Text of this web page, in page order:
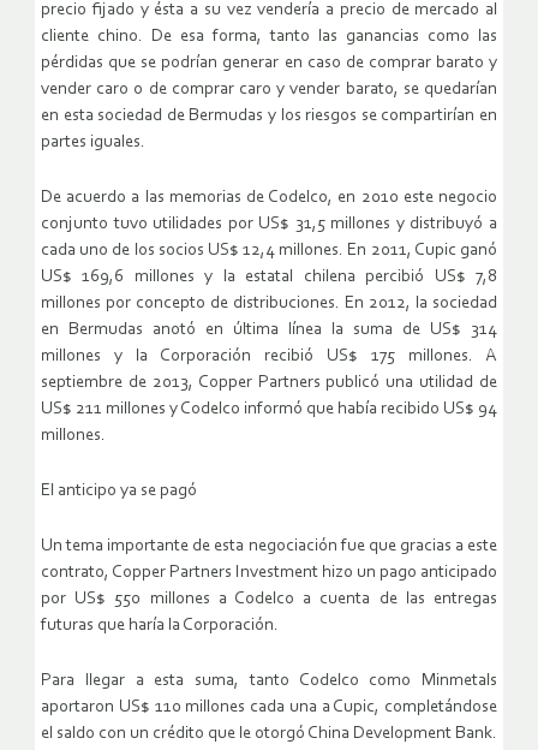
precio fijado y ésta a su vez vendería a precio de mercado al
cliente chino. De esa forma, tanto las ganancias como las
pérdidas que se podrían generar en caso de comprar barato y
vender caro o de comprar caro y vender barato, se quedarían
en esta sociedad de Bermudas y los riesgos se compartirían en
partes iguales.
De acuerdo a las memorias de Codelco, en 2010 este negocio
conjunto tuvo utilidades por US$ 31,5 millones y distribuyó a
cada uno de los socios US$ 12,4 millones. En 2011, Cupic ganó
US$ 169,6 millones y la estatal chilena percibió US$ 7,8
millones por concepto de distribuciones. En 2012, la sociedad
en Bermudas anotó en última línea la suma de US$ 314
millones y la Corporación recibió US$ 175 millones. A
septiembre de 2013, Copper Partners publicó una utilidad de
US$ 211 millones y Codelco informó que había recibido US$ 94
millones.
El anticipo ya se pagó
Un tema importante de esta negociación fue que gracias a este
contrato, Copper Partners Investment hizo un pago anticipado
por US$ 550 millones a Codelco a cuenta de las entregas
futuras que haría la Corporación.
Para llegar a esta suma, tanto Codelco como Minmetals
aportaron US$ 110 millones cada una a Cupic, completándose
el saldo con un crédito que le otorgó China Development Bank.